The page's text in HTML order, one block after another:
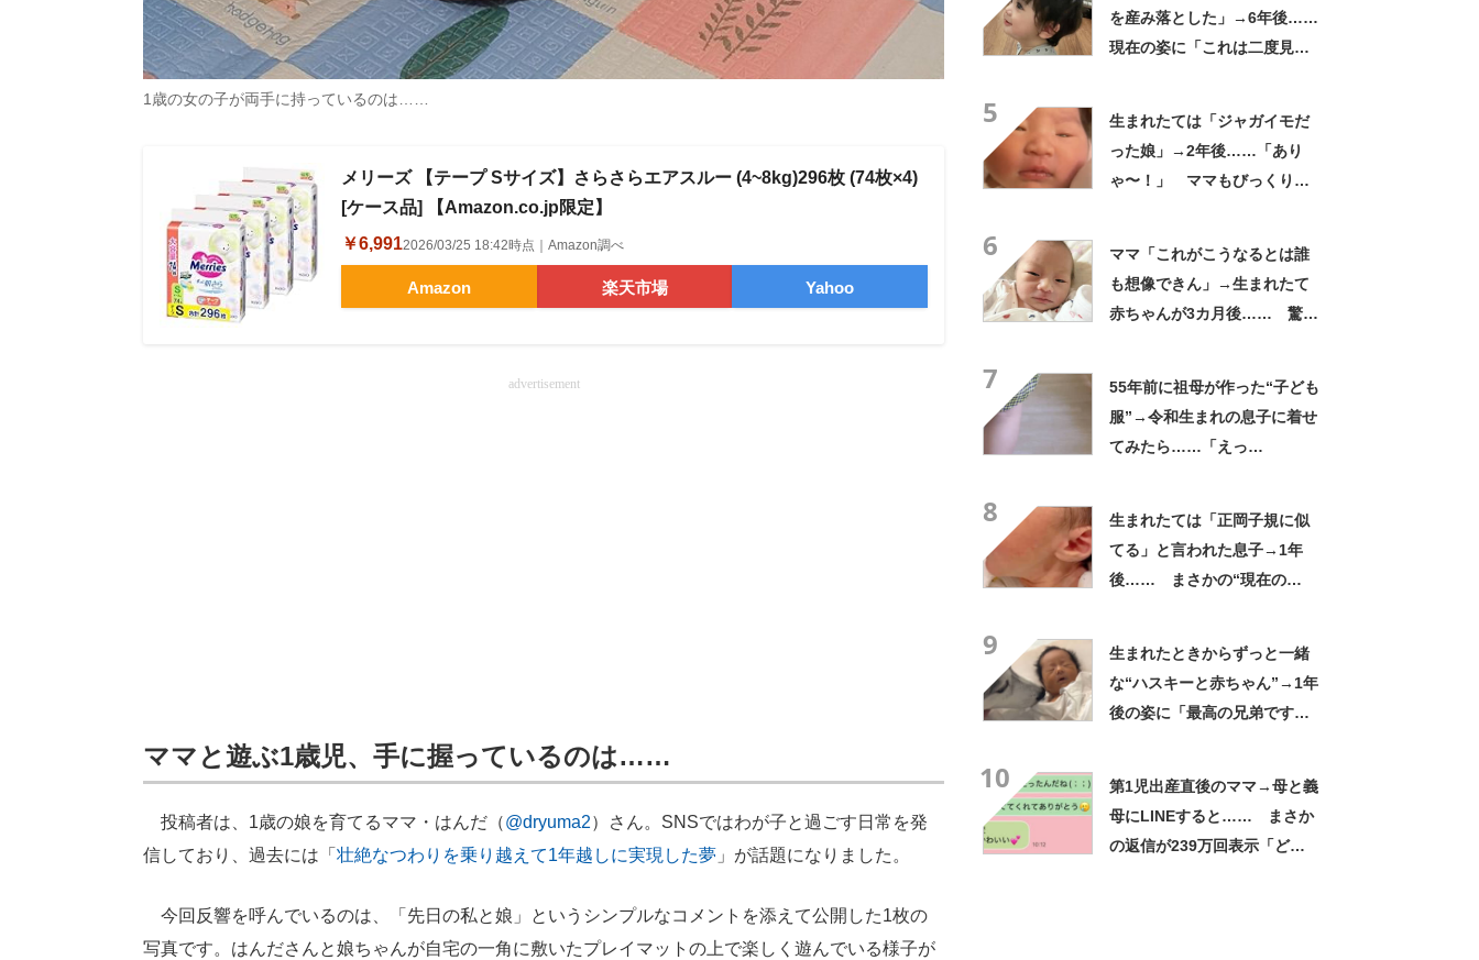
1歳の女の子が両手に持っているのは……
メリーズ 【テープ Sサイズ】さらさらエアスルー (4~8kg)296枚 (74枚×4)
[ケース品] 【Amazon.co.jp限定】
￥6,9912026/03/25 18:42時点｜Amazon調べ
Amazon 楽天市場 Yahoo
advertisement
ママと遊ぶ1歳児、手に握っているのは……
投稿者は、1歳の娘を育てるママ・はんだ（@dryuma2）さん。SNSではわが子と過ごす日常を発
信しており、過去には「 壮絶なつわりを乗り越えて1年越しに実現した夢 」が話題になりました。
今回反響を呼んでいるのは、「先日の私と娘」というシンプルなコメントを添えて公開した1枚の
写真です。はんださんと娘ちゃんが自宅の一角に敷いたプレイマットの上で楽しく遊んでいる様子が
を産み落とした」→6年後……
現在の姿に「これは二度見す
5
生まれたては「ジャガイモだ
った娘」→2年後……「あり
ゃ〜！」 ママもびっくり
6
ママ「これがこうなるとは誰
も想像できん」→生まれたて
赤ちゃんが3カ月後…… 驚き
7
55年前に祖母が作った“子ども
服”→令和生まれの息子に着せ
てみたら……「えっ
8
生まれたては「正岡子規に似
てる」と言われた息子→1年
後…… まさかの“現在の
9
生まれたときからずっと一緒
な“ハスキーと赤ちゃん”→1年
後の姿に「最高の兄弟です
10
第1児出産直後のママ→母と義
母にLINEすると…… まさか
の返信が239万回表示「どん